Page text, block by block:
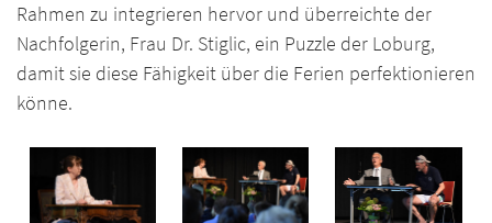
Rahmen zu integrieren hervor und überreichte der
Nachfolgerin, Frau Dr. Stiglic, ein Puzzle der Loburg,
damit sie diese Fähigkeit über die Ferien perfektionieren
könne.